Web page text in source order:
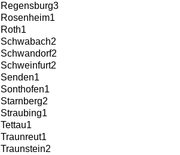
Regensburg3
Rosenheim1
Roth1
Schwabach2
Schwandorf2
Schweinfurt2
Senden1
Sonthofen1
Starnberg2
Straubing1
Tettau1
Traunreut1
Traunstein2